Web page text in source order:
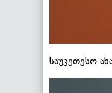
საუკეთესო